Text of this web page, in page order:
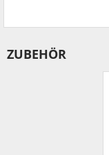
ZUBEHÖR